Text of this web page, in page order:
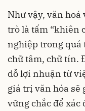
Như vậy, văn
trò là tấm “khiên
nghiệp trong quá
chữ tâm, chữ tín.
dỗ lợi nhuận từ
giá trị văn hóa sẽ
vững chắc để